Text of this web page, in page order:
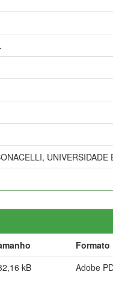
UNIVERSIDADE
Formato
kB Adobe